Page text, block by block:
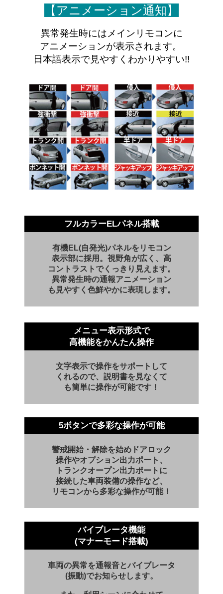
【アニメーション通知】
異常発生時にはメインリモコンに
アニメーションが表示されます。
日本語表示で見やすくわかりやすい!!
フルカラーELパネル搭載
有機EL(自発光)パネルをリモコン
表示部に採用。視野角が広く、高
コ ントラストでくっきり見えます。
異常発生時の通報アニメーション
も見やすく色鮮やかに表現します。
メニュー表示形式で
高機能をかんたん操作
文字表示で操作をサポート して
くれるので、 説明書を見なくて
も簡単に操作が可能です！
5ボタンで多彩な操作が可能
警戒開始・解除を始めドアロック
操作やオプション出力ポート、
トランクオープン出力ポートに
接続した車両装備の操作など、
リモコンから多彩な操作が可能！
バイブレータ機能
(マナーモード搭載)
車両の異常を通報音とバイブレータ
(振動)でお知らせします。